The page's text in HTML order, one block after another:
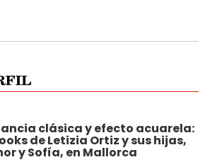
clásica y efecto acuarela:
de Letizia Ortiz y sus hijas,
y Sofía, en Mallorca